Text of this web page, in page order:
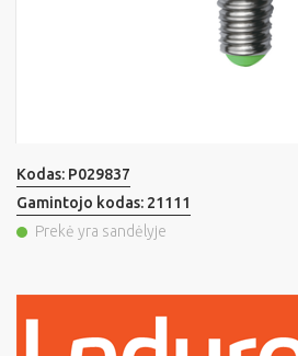
Kodas: P029837
Gamintojo kodas: 21111
Prekė yra sandėlyje